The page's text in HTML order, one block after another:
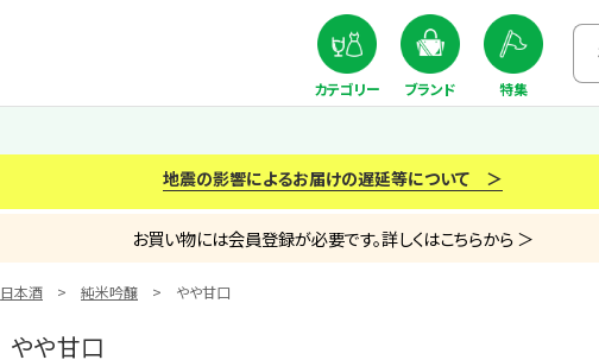
カテゴリー ブランド 特集
地震の影響によるお届けの遅延等について ＞
お買い物には会員登録が必要です。詳しくはこちらから ＞
日本酒 純米吟醸 やや甘口
やや甘口